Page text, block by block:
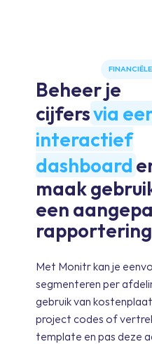
Beheer je
cijfersvia
interactief
dashboard
maak
een
rapportering
Met Monitr kan je
segmenteren per
gebruik van
project codes of
template en pas deze